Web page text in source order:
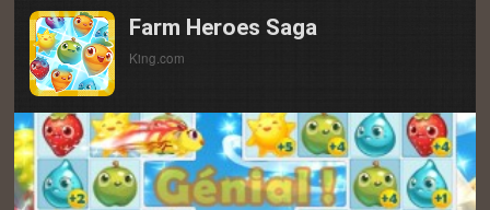
Farm Heroes Saga
King.com